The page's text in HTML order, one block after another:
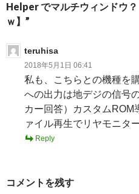
Helper でマルチウィンドウ
ｗ】”
teruhisa
2018年5月1日 06:41
私も、こちらとの機種を
への出力は地デジの信号
カー回答）カスタムROM
ァイル再生でリヤモニタ
Reply
コメントを残す